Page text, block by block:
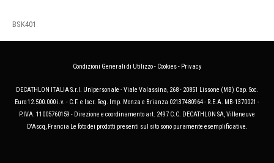
BSK401
Condizioni Generali di Utilizzo- Cookies- Privacy
DECATHLON ITALIA S.r.l. Unipersonale - Viale Valassina, 268 - 20851 Lissone (MB) Cap. Soc.
Euro 12.500.000 i.v. - C.F. e Iscr. Reg. Imp. Monza e Brianza 02137480964 - R.E.A. MB-1370021 -
P.IVA. 11005760159 - Direzione e coordinamento art. 2497 C.C. DECATHLON SA, Villeneuve
D'Ascq, Francia Le foto dei prodotti presenti sul sito sono puramente esemplificative.